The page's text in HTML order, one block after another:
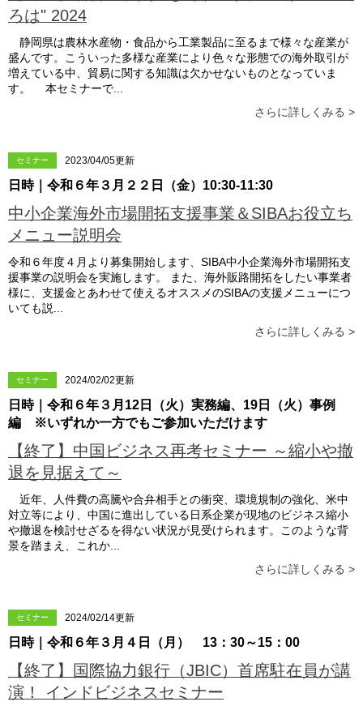
ろは" 2024
静岡県は農林水産物・食品から工業製品に至るまで様々な産業が
盛んです。こういった多様な産業により色々な形態での海外取引が
増えている中、貿易に関する知識は欠かせないものとなっていま
す。 本セミナーで...
さらに詳しくみる >
セミナー 2023/04/05更新
日時｜令和６年３月２２日（金）10:30-11:30
中小企業海外市場開拓支援事業＆SIBAお役立ち
メニュー説明会
令和６年度４月より募集開始します、SIBA中小企業海外市場開拓支
援事業の説明会を実施します。 また、海外販路開拓をしたい事業者
様に、支援金とあわせて使えるオススメのSIBAの支援メニューにつ
いても説...
さらに詳しくみる >
セミナー 2024/02/02更新
日時｜令和６年３月12日（火）実務編、19日（火）事例
編 ※いずれか一方でもご参加いただけます
【終了】中国ビジネス再考セミナー ～縮小や撤
退を見据えて～
近年、人件費の高騰や合弁相手との衝突、環境規制の強化、米中
対立等により、中国に進出している日系企業が現地のビジネス縮小
や撤退を検討せざるを得ない状況が見受けられます。このような背
景を踏まえ、これか...
さらに詳しくみる >
セミナー 2024/02/14更新
日時｜令和６年３月４日（月） 13：30～15：00
【終了】国際協力銀行（JBIC）首席駐在員が講
演！ インドビジネスセミナー